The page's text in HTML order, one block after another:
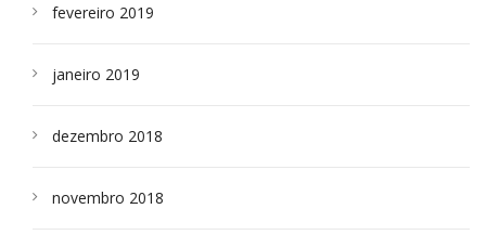
fevereiro 2019
janeiro 2019
dezembro 2018
novembro 2018